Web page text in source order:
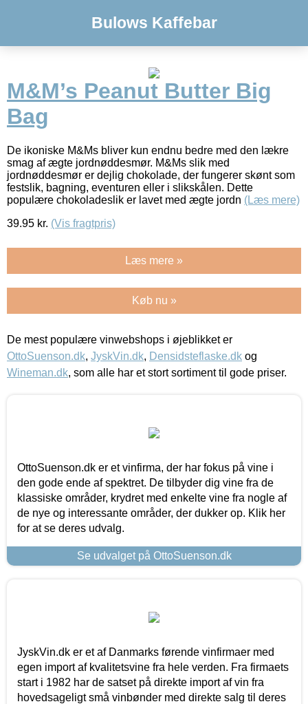
Bulows Kaffebar
M&M’s Peanut Butter Big
Bag
De ikoniske M&Ms bliver kun endnu bedre med den lækre
smag af ægte jordnøddesmør. M&Ms slik med
jordnøddesmør er dejlig chokolade, der fungerer skønt som
festslik, bagning, eventuren eller i slikskålen. Dette
populære chokoladeslik er lavet med ægte jordn (Læs mere)
39.95 kr. (Vis fragtpris)
Læs mere »
Køb nu »
De mest populære vinwebshops i øjeblikket er
OttoSuenson.dk, JyskVin.dk, Densidsteflaske.dk og
Wineman.dk, som alle har et stort sortiment til gode priser.
OttoSuenson.dk er et vinfirma, der har fokus på vine i
den gode ende af spektret. De tilbyder dig vine fra de
klassiske områder, krydret med enkelte vine fra nogle af
de nye og interessante områder, der dukker op. Klik her
for at se deres udvalg.
Se udvalget på OttoSuenson.dk
JyskVin.dk er et af Danmarks førende vinfirmaer med
egen import af kvalitetsvine fra hele verden. Fra firmaets
start i 1982 har de satset på direkte import af vin fra
hovedsageligt små vinbønder med direkte salg til deres